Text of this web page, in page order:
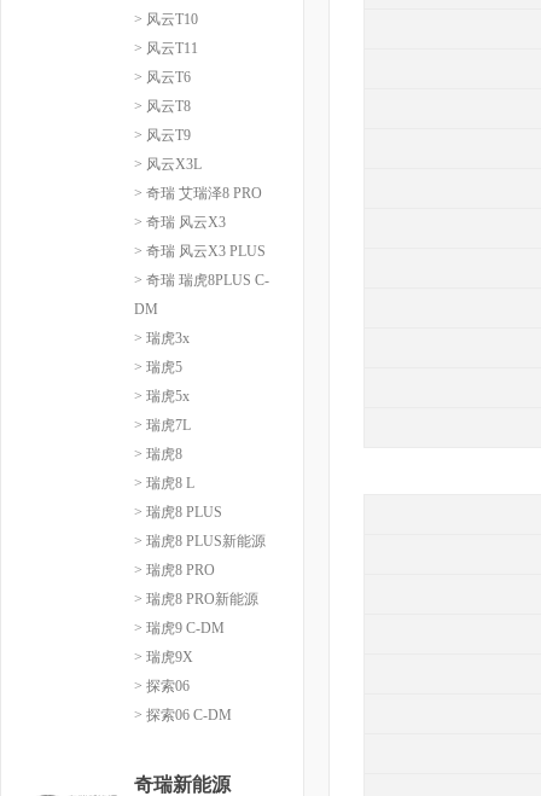
> 风云T10
> 风云T11
> 风云T6
> 风云T8
> 风云T9
> 风云X3L
> 奇瑞 艾瑞泽8 PRO
> 奇瑞 风云X3
> 奇瑞 风云X3 PLUS
> 奇瑞 瑞虎8PLUS C-
DM
> 瑞虎3x
> 瑞虎5
> 瑞虎5x
> 瑞虎7L
> 瑞虎8
> 瑞虎8 L
> 瑞虎8 PLUS
> 瑞虎8 PLUS新能源
> 瑞虎8 PRO
> 瑞虎8 PRO新能源
> 瑞虎9 C-DM
> 瑞虎9X
> 探索06
> 探索06 C-DM
奇瑞新能源